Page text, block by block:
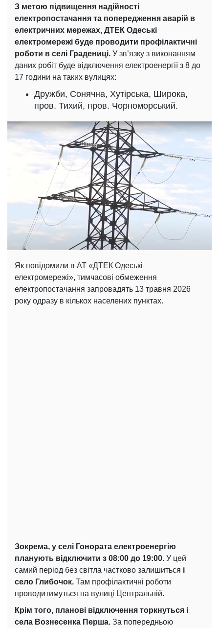
З метою підвищення надійності
електропостачання та попередження аварій в
електричних мережах, ДТЕК Одеські
електромережі буде проводити профілактичні
роботи в селі Градениці. У зв’язку з виконанням
даних робіт буде відключення електроенергії з 8 до
17 години на таких вулицях:
Дружби, Сонячна, Хутірська, Широка,
пров. Тихий, пров. Чорноморський.
Як повідомили в АТ «ДТЕК Одеські
електромережі», тимчасові обмеження
електропостачання запровадять 13 травня 2026
року одразу в кількох населених пунктах.
Зокрема, у селі Гонората електроенергію
планують відключити з 08:00 до 19:00. У цей
самий період без світла частково залишиться і
село Глибочок. Там профілактичні роботи
проводитимуться на вулиці Центральній.
Крім того, планові відключення торкнуться і
села Вознесенка Перша. За попередньою